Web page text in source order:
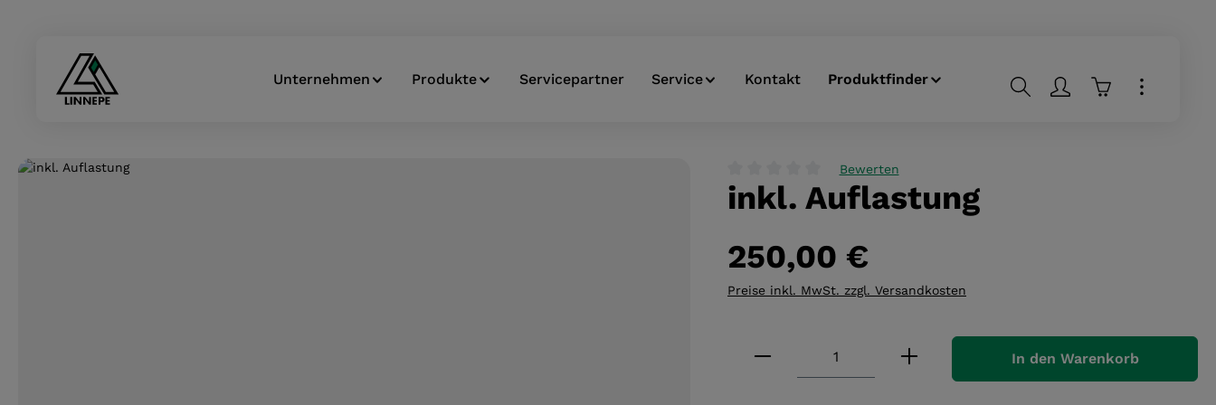
Unternehmen Produkte Servicepartner Service Kontakt Produktfinder Warenkorb
Bildergalerie überspringen
Durchschnittliche Bewertung von 0 von 5 Sternen
Bewerten
inkl. Auflastung
250,00 €
Preise inkl. MwSt. zzgl. Versandkosten
Produkt Anzahl: Gib den gewünschten
In den Warenkorb